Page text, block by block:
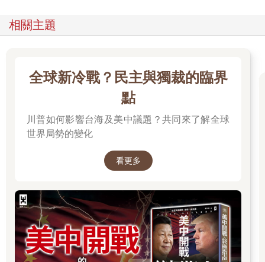
相關主題
全球新冷戰？民主與獨裁的臨界
點
川普如何影響台海及美中議題？共同來了解全球
世界局勢的變化
看更多